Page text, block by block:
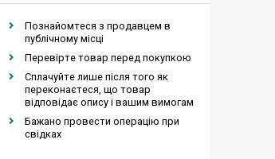
Познайомтеся з продавцем в
публічному місці
Перевірте товар перед покупкою
Сплачуйте лише після того як
переконаєтеся, що товар
відповідає опису і вашим вимогам
Бажано провести операцію при
свідках